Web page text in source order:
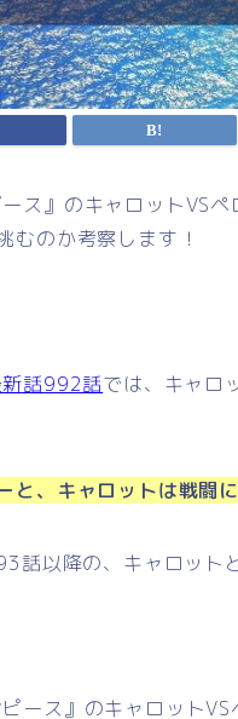
ス』のキャロットVS
むのか考察します！
新話992話では、キャロ
と、キャロットは戦闘
話以降の、キャロット
ース』のキャロット